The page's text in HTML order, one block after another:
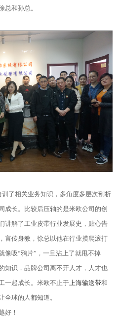
总和孙总。
了相关业务知识，多角度多层次剖析
成长。比较后压轴的是米欧公司的创
解了工业皮带行业发展史，贴心告
言传身教，徐总以他在行业摸爬滚打
像吸“鸦片”，一旦沾上了就甩不掉
知识，品牌公司离不开人才，人才也
一起成长。米欧不止于上海输送带和
全球的人都知道。
好！